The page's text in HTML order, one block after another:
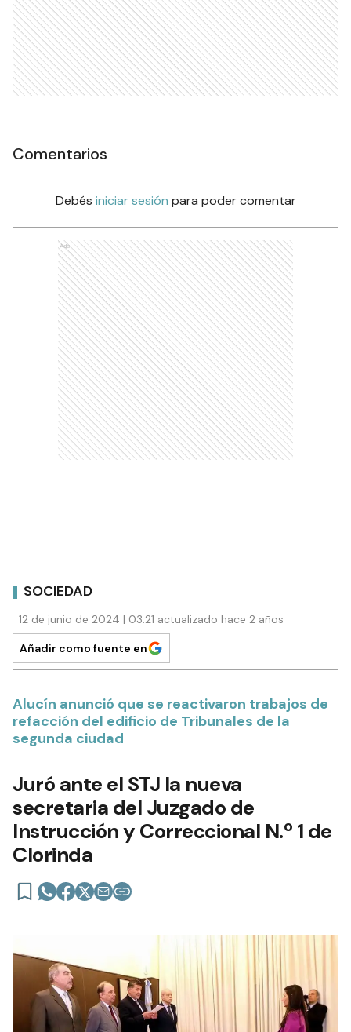
Comentarios
Debés iniciar sesión para poder comentar
Ads
SOCIEDAD
12 de junio de 2024 | 03:21 actualizado hace 2 años
Añadir como fuente en
Alucín anunció que se reactivaron trabajos de
refacción del edificio de Tribunales de la
segunda ciudad
Juró ante el STJ la nueva
secretaria del Juzgado de
Instrucción y Correccional N.º 1 de
Clorinda